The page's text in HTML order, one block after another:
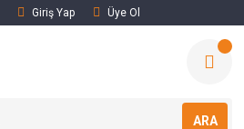
Giriş Yap Üye Ol
ARA